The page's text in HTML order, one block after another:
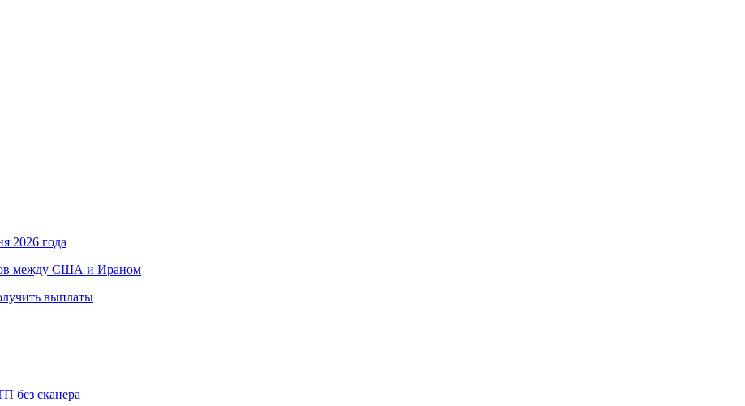
2026 года
между США и Ираном
выплаты
без сканера